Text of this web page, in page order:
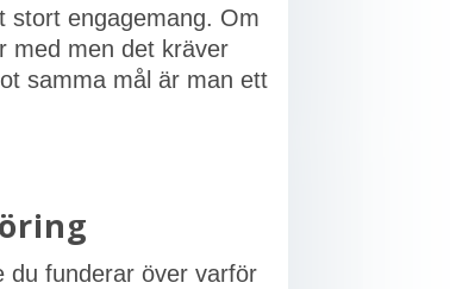
stort engagemang. Om
med men det kräver
samma mål är man ett
du funderar över varför